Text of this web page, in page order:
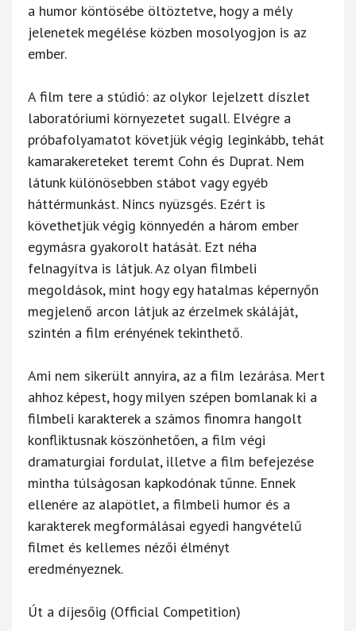
a humor köntösébe öltöztetve, hogy a mély
jelenetek megélése közben mosolyogjon is az
ember.
A film tere a stúdió: az olykor lejelzett díszlet
laboratóriumi környezetet sugall. Elvégre a
próbafolyamatot követjük végig leginkább, tehát
kamarakereteket teremt Cohn és Duprat. Nem
látunk különösebben stábot vagy egyéb
háttérmunkást. Nincs nyüzsgés. Ezért is
követhetjük végig könnyedén a három ember
egymásra gyakorolt hatását. Ezt néha
felnagyítva is látjuk. Az olyan filmbeli
megoldások, mint hogy egy hatalmas képernyőn
megjelenő arcon látjuk az érzelmek skáláját,
szintén a film erényének tekinthető.
Ami nem sikerült annyira, az a film lezárása. Mert
ahhoz képest, hogy milyen szépen bomlanak ki a
filmbeli karakterek a számos finomra hangolt
konfliktusnak köszönhetően, a film végi
dramaturgiai fordulat, illetve a film befejezése
mintha túlságosan kapkodónak tűnne. Ennek
ellenére az alapötlet, a filmbeli humor és a
karakterek megformálásai egyedi hangvételű
filmet és kellemes nézői élményt
eredményeznek.
Út a díjesőig (Official Competition)